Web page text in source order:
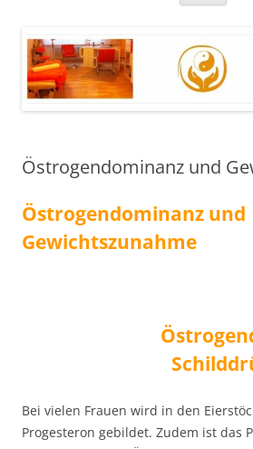
Östrogendominanz und
Östrogendominanz und
Gewichtszunahme
Bei vielen Frauen wird in den
Progesteron gebildet. Zudem ist das